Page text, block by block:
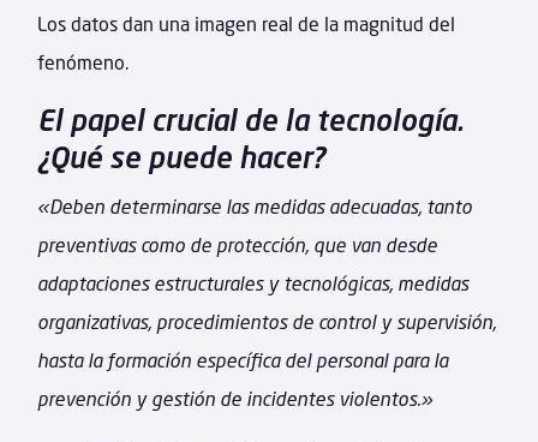
Los datos dan una imagen real de la magnitud del
fenómeno.
El papel crucial de la tecnología.
¿Qué se puede hacer?
«Deben determinarse las medidas adecuadas, tanto
preventivas como de protección, que van desde
adaptaciones estructurales y tecnológicas, medidas
organizativas, procedimientos de control y supervisión,
hasta la formación específica del personal para la
prevención y gestión de incidentes violentos.»